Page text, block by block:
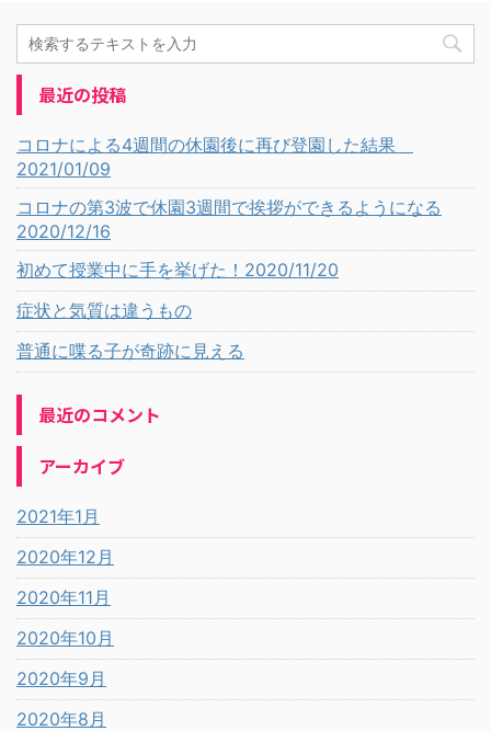
最近の投稿
コロナによる4週間の休園後に再び登園した結果
2021/01/09
コロナの第3波で休園3週間で挨拶ができるようになる
2020/12/16
初めて授業中に手を挙げた！2020/11/20
症状と気質は違うもの
普通に喋る子が奇跡に見える
最近のコメント
アーカイブ
2021年1月
2020年12月
2020年11月
2020年10月
2020年9月
2020年8月